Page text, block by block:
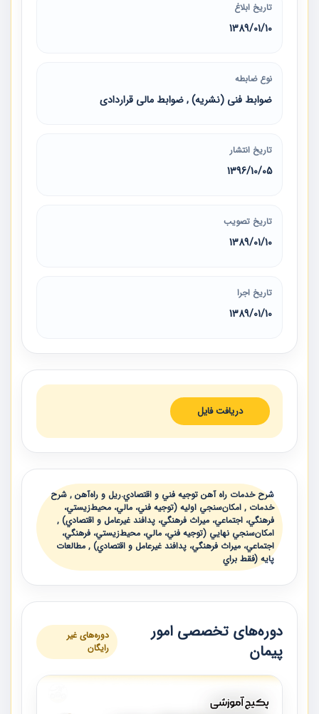
تاریخ ابلاغ
1389/01/10
نوع ضابطه
ضوابط فنی (نشریه) , ضوابط مالی قراردادی
تاریخ انتشار
1396/10/05
تاریخ تصویب
1389/01/10
تاریخ اجرا
1389/01/10
دریافت فایل
شرح خدمات راه آهن توجيه فني و اقتصادي.ريل و راه‌آهن , شرح
خدمات , امكان‌سنجي اوليه (توجيه فني، مالي، محيط‌زيستي،
فرهنگي، اجتماعي، ميراث فرهنگي، پدافند غيرعامل و اقتصادي) ,
امكان‌سنجي نهايي (توجيه فني، مالي، محيط‌زيستي، فرهنگي،
اجتماعي، ميراث فرهنگي، پدافند غيرعامل و اقتصادي) , مطالعات
پايه (فقط براي
دوره‌های تخصصی امور
پیمان
دوره‌های غیر
رایگان